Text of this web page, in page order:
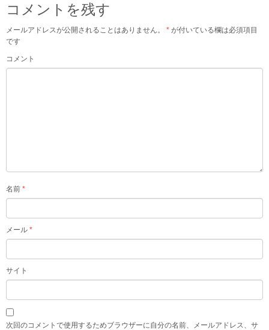
コメントを残す
メールアドレスが公開されることはありません。 * が付いている欄は必須項目
です
コメント
名前 *
メール *
サイト
次回のコメントで使用するためブラウザーに自分の名前、メールアドレス、サ